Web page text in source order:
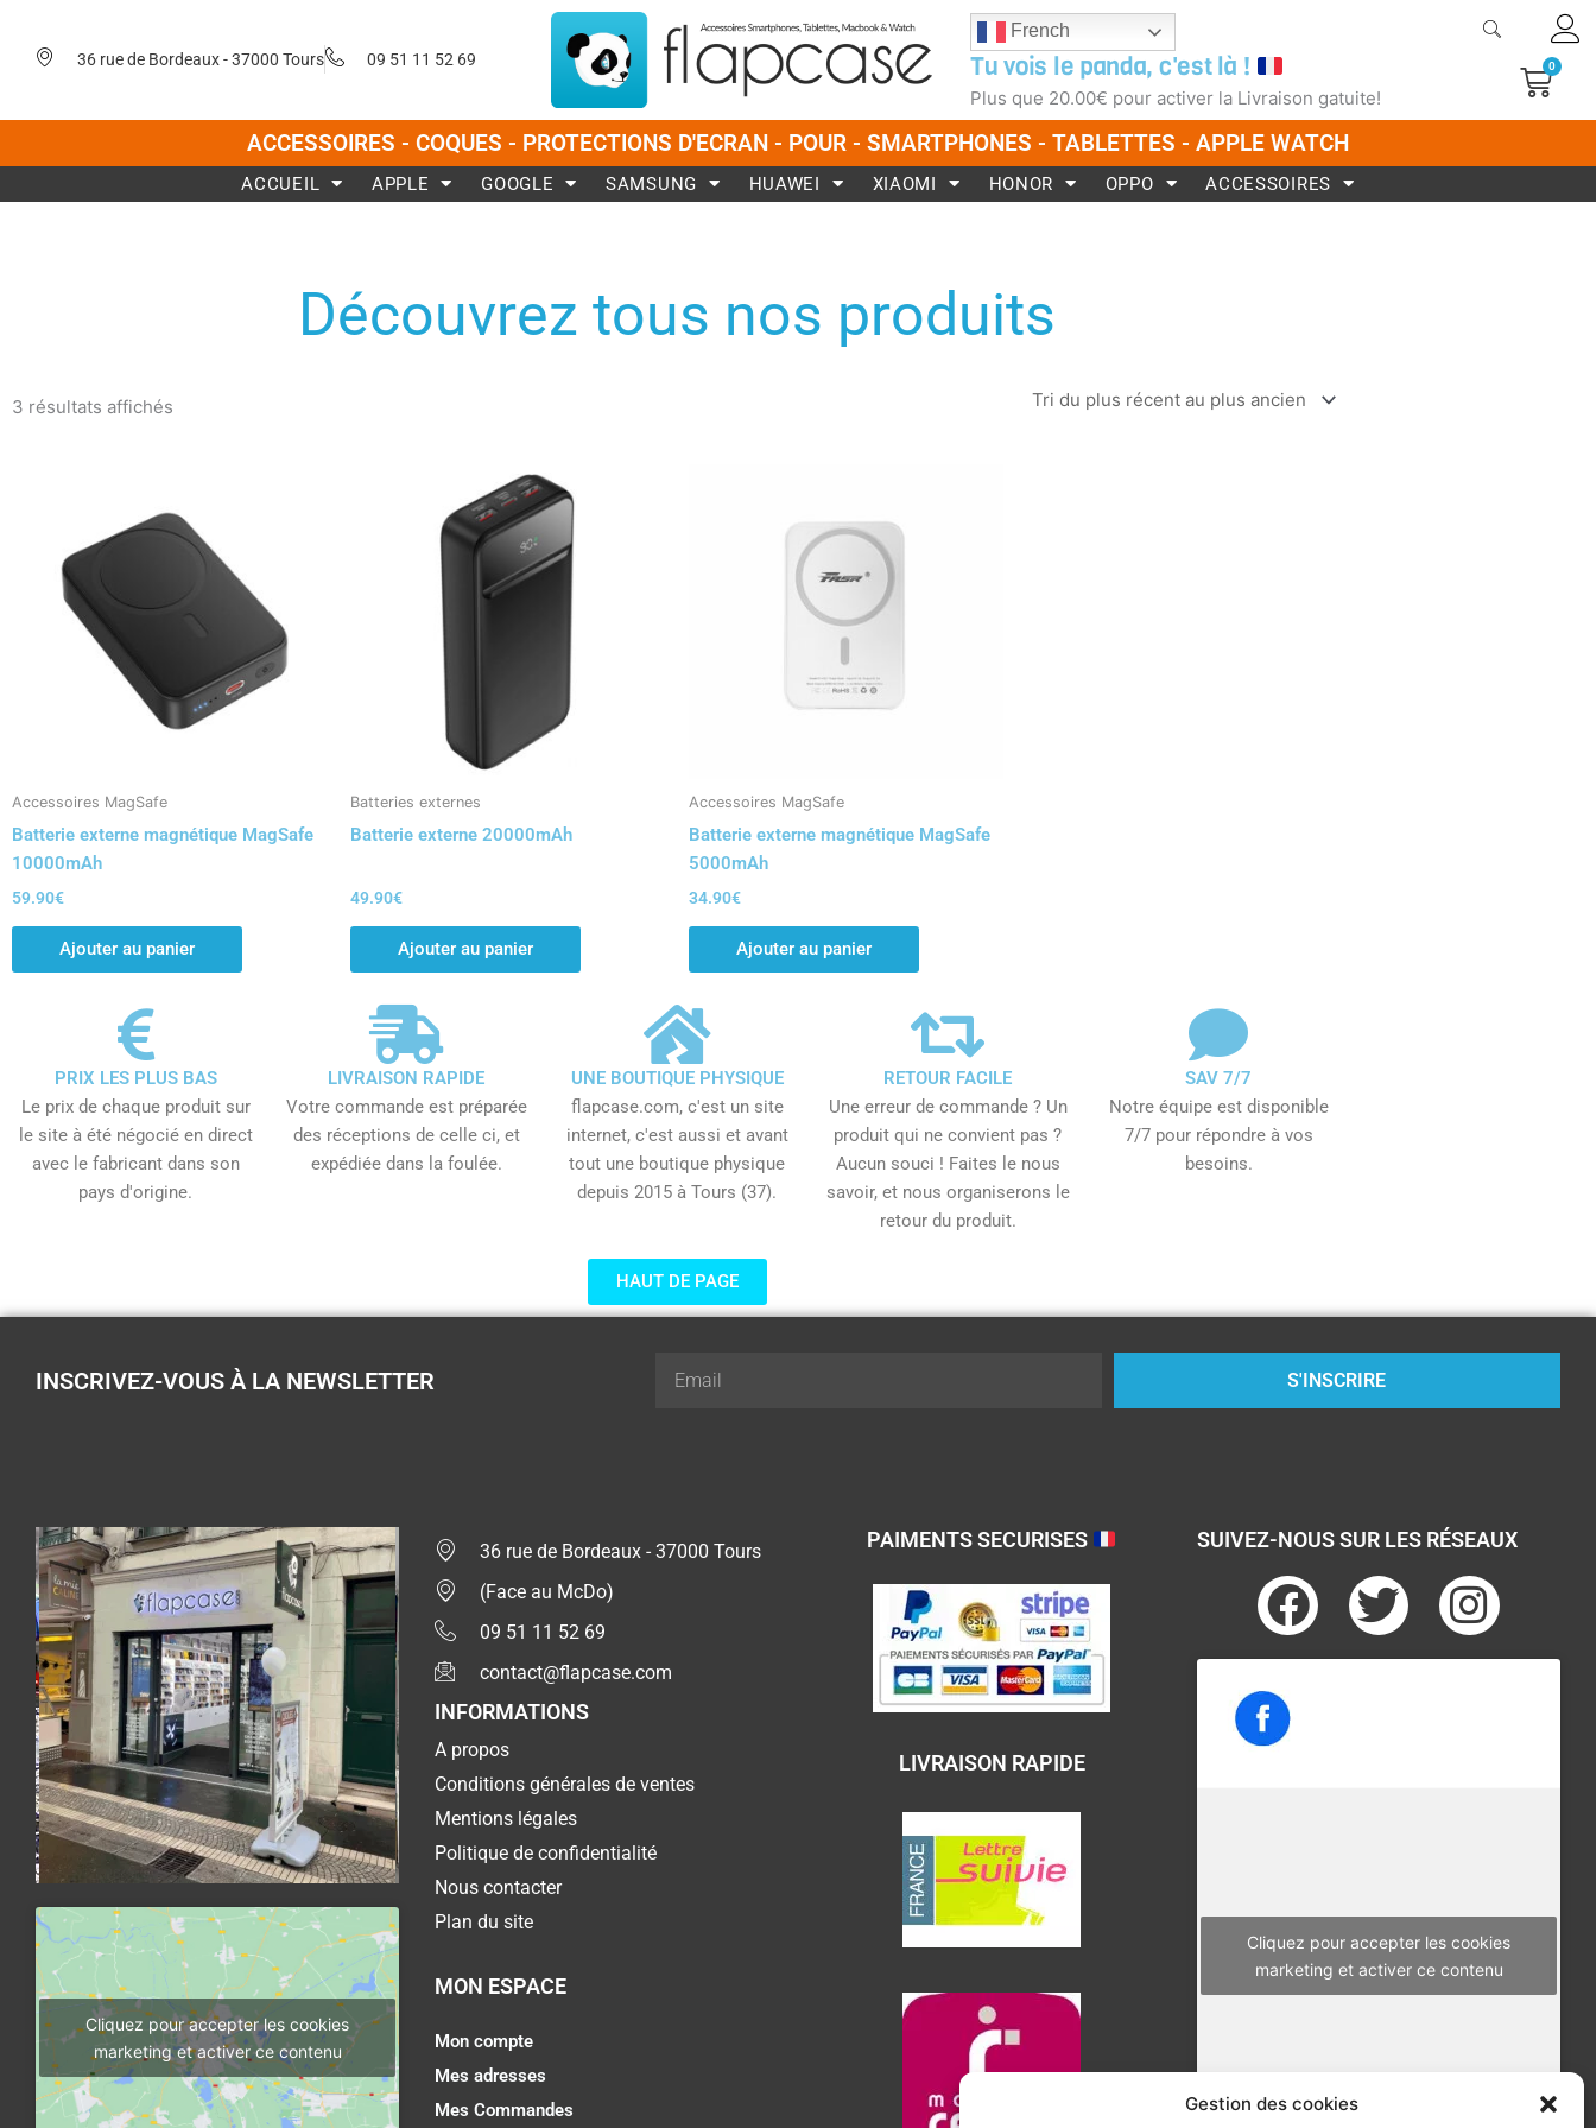
Gestion des cookies
contenu
36 rue de Bordeaux - 37000 Tours 09 51 11 52 69
French
Tu vois le panda, c'est là !
Plus que 20.00€ pour activer la Livraison gatuite!
0
ACCESSOIRES - COQUES - PROTECTIONS D'ECRAN - POUR - SMARTPHONES - TABLETTES - APPLE WATCH
ACCUEIL APPLE GOOGLE SAMSUNG HUAWEI XIAOMI HONOR OPPO ACCESSOIRES
Découvrez tous nos produits
3 résultats affichés
Accessoires MagSafe
Batterie externe magnétique MagSafe
10000mAh
59.90€
Ajouter au panier
Batteries externes
Batterie externe 20000mAh
49.90€
Ajouter au panier
Accessoires MagSafe
Batterie externe magnétique MagSafe
5000mAh
34.90€
Ajouter au panier
PRIX LES PLUS BAS
Le prix de chaque produit sur
le site à été négocié en direct
avec le fabricant dans son
pays d'origine.
LIVRAISON RAPIDE
Votre commande est préparée
des réceptions de celle ci, et
expédiée dans la foulée.
UNE BOUTIQUE PHYSIQUE
flapcase.com, c'est un site
internet, c'est aussi et avant
tout une boutique physique
depuis 2015 à Tours (37).
RETOUR FACILE
Une erreur de commande ? Un
produit qui ne convient pas ?
Aucun souci ! Faites le nous
savoir, et nous organiserons le
retour du produit.
SAV 7/7
Notre équipe est disponible
7/7 pour répondre à vos
besoins.
HAUT DE PAGE
INSCRIVEZ-VOUS À LA NEWSLETTER S'INSCRIRE
Cliquez pour accepter les cookies
marketing et activer ce contenu
36 rue de Bordeaux - 37000 Tours
(Face au McDo)
09 51 11 52 69
contact@flapcase.com
INFORMATIONS
A propos
Conditions générales de ventes
Mentions légales
Politique de confidentialité
Nous contacter
Plan du site
MON ESPACE
Mon compte
Mes adresses
Mes Commandes
PAIMENTS SECURISES
LIVRAISON RAPIDE
SUIVEZ-NOUS SUR LES RÉSEAUX
F
a
e
T
w
I
n
m
Cliquez pour accepter les cookies
marketing et activer ce contenu